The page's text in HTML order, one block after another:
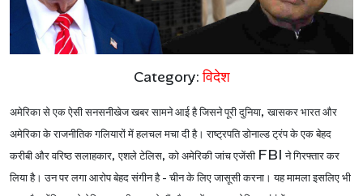
Category:विदेश
अमेरिका से एक ऐसी सनसनीखेज खबर सामने आई है जिसने पूरी दुनिया,खासकर भारत और
अमेरिका के राजनीतिक गलियारों में हलचल मचा दी है। राष्ट्रपति डोनाल्ड ट्रंप के एक बेहद
करीबी और वरिष्ठ सलाहकार,एशले टेलिस,को अमेरिकी जांच एजेंसी FBIने गिरफ्तार कर
लिया है। उन पर लगा आरोप बेहद संगीन है - चीन के लिए जासूसी करना। यह मामला इसलिए भी